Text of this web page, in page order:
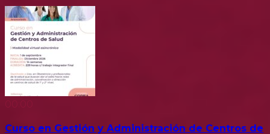
Curso en Gestión y Administración de Centros de